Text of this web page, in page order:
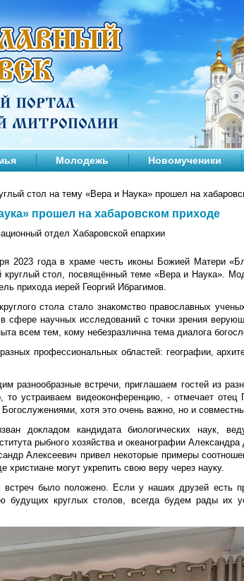
Молодежь Новомученики
стол на тему «Вера и Наука» прошел на
прошел на хабаровском приходе
отдел Хабаровской епархии
2023 года в храме честь иконы Божией Матери
круглый стол, посвящённый теме «Вера и Наука».
прихода иерей Георгий Ибрагимов.
стола стало знакомство православных
сфере научных исследований с точки зрения
всем тем, кому небезразлична тема диалога
профессиональных областей: географии,
разнообразные встречи, приглашаем гостей из
то устраиваем видеоконференцию, - отмечает отец
Богослужениями, хотя это очень важно, но и
докладом кандидата биологических наук,
рыбного хозяйства и океанографии
Алексеевич привел некоторые примеры
могут укрепить свою веру через науку.
было положено. Если у наших друзей есть
будущих круглых столов, всегда будем рады их